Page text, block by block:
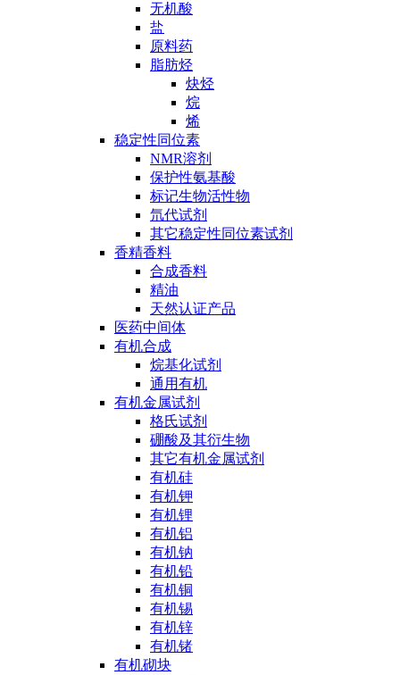
无机酸
盐
原料药
脂肪烃
炔烃
烷
烯
稳定性同位素
NMR溶剂
保护性氨基酸
标记生物活性物
氘代试剂
其它稳定性同位素试剂
香精香料
合成香料
精油
天然认证产品
医药中间体
有机合成
烷基化试剂
通用有机
有机金属试剂
格氏试剂
硼酸及其衍生物
其它有机金属试剂
有机硅
有机钾
有机锂
有机铝
有机钠
有机铅
有机铜
有机锡
有机锌
有机锗
有机砌块